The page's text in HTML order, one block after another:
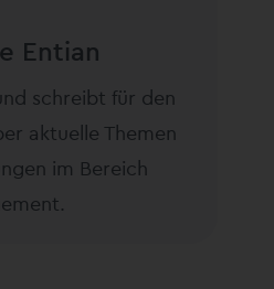
Entian
schreibt für den
aktuelle Themen
im Bereich